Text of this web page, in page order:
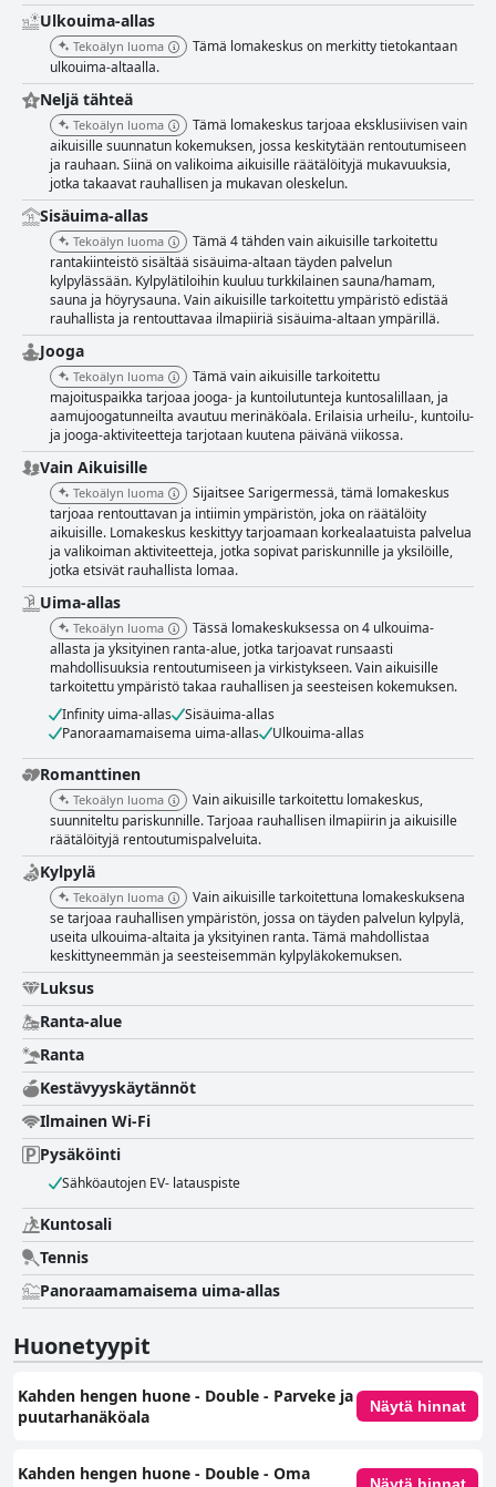
Ulkouima-allas
Tekoälyn luoma
Tämä lomakeskus on merkitty tietokantaan
ulkouima-altaalla.
Neljä tähteä
Tekoälyn luoma
Tämä lomakeskus tarjoaa eksklusiivisen vain
aikuisille suunnatun kokemuksen, jossa keskitytään rentoutumiseen
ja rauhaan. Siinä on valikoima aikuisille räätälöityjä mukavuuksia,
jotka takaavat rauhallisen ja mukavan oleskelun.
Sisäuima-allas
Tekoälyn luoma
Tämä 4 tähden vain aikuisille tarkoitettu
rantakiinteistö sisältää sisäuima-altaan täyden palvelun
kylpylässään. Kylpylätiloihin kuuluu turkkilainen sauna/hamam,
sauna ja höyrysauna. Vain aikuisille tarkoitettu ympäristö edistää
rauhallista ja rentouttavaa ilmapiiriä sisäuima-altaan ympärillä.
Jooga
Tekoälyn luoma
Tämä vain aikuisille tarkoitettu
majoituspaikka tarjoaa jooga- ja kuntoilutunteja kuntosalillaan, ja
aamujoogatunneilta avautuu merinäköala. Erilaisia urheilu-, kuntoilu-
ja jooga-aktiviteetteja tarjotaan kuutena päivänä viikossa.
Vain Aikuisille
Tekoälyn luoma
Sijaitsee Sarigermessä, tämä lomakeskus
tarjoaa rentouttavan ja intiimin ympäristön, joka on räätälöity
aikuisille. Lomakeskus keskittyy tarjoamaan korkealaatuista palvelua
ja valikoiman aktiviteetteja, jotka sopivat pariskunnille ja yksilöille,
jotka etsivät rauhallista lomaa.
Uima-allas
Tekoälyn luoma
Tässä lomakeskuksessa on 4 ulkouima-
allasta ja yksityinen ranta-alue, jotka tarjoavat runsaasti
mahdollisuuksia rentoutumiseen ja virkistykseen. Vain aikuisille
tarkoitettu ympäristö takaa rauhallisen ja seesteisen kokemuksen.
Infinity uima-allas
Sisäuima-allas
Panoraamamaisema uima-allas
Ulkouima-allas
Romanttinen
Tekoälyn luoma
Vain aikuisille tarkoitettu lomakeskus,
suunniteltu pariskunnille. Tarjoaa rauhallisen ilmapiirin ja aikuisille
räätälöityjä rentoutumispalveluita.
Kylpylä
Tekoälyn luoma
Vain aikuisille tarkoitettuna lomakeskuksena
se tarjoaa rauhallisen ympäristön, jossa on täyden palvelun kylpylä,
useita ulkouima-altaita ja yksityinen ranta. Tämä mahdollistaa
keskittyneemmän ja seesteisemmän kylpyläkokemuksen.
Luksus
Ranta-alue
Ranta
Kestävyyskäytännöt
Ilmainen Wi-Fi
Pysäköinti
Sähköautojen EV- latauspiste
Kuntosali
Tennis
Panoraamamaisema uima-allas
Huonetyypit
Kahden hengen huone - Double - Parveke ja
puutarhanäköala
Näytä hinnat
Kahden hengen huone ‑ Double ‑ Oma